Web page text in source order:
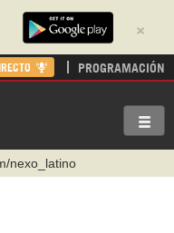
×
PROGRAMACIÓN
nexo_latino
c/hispantv